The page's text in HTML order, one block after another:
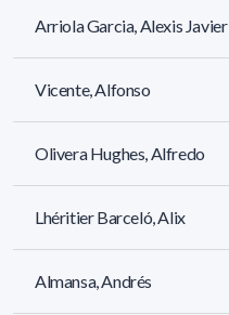
Arriola Garcia, Alexis Javier
Vicente, Alfonso
Olivera Hughes, Alfredo
Lhéritier Barceló, Alix
Almansa, Andrés